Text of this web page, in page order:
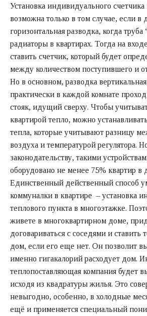
Установка индивидуального счетчика
возможна только в том случае, если в
горизонтальная разводка, когда труба
радиаторы в квартирах. Тогда на
ставить счетчик, который будет
между количеством поступившего и
Но в основном, разводка
практически в каждой комнате
стояк, идущий сверху. Чтобы
квартирой тепло, можно
тепла, которые учитывают разницу
воздуха и температурой регулятора.
законодательству, такими
оборудовано не менее 75% квартир в
Единственный действенный способ
коммуналки в квартире – установка
теплового пункта в многоэтажке.
живете в многоквартирном доме,
договариваться с соседями и ставить
дом, если его еще нет. Он позволит
именно гигакалорий расходует дом.
теплопоставляющая компания будет
исходя из квадратуры жилья. Это
невыгодно, особенно, в холодные
ещё и применяется специальный